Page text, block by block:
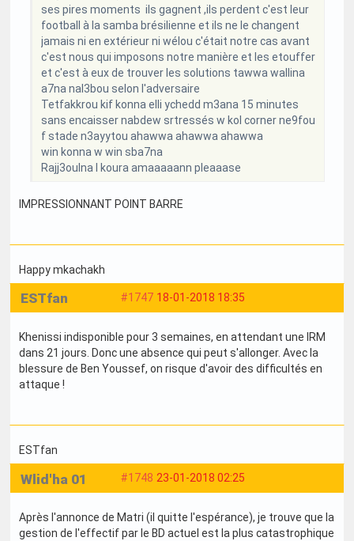
ses pires moments ils gagnent ,ils perdent c'est leur
football à la samba brésilienne et ils ne le changent
jamais ni en extérieur ni wélou c'était notre cas avant
c'est nous qui imposons notre manière et les etouffer
et c'est à eux de trouver les solutions tawwa wallina
a7na nal3bou selon l'adversaire
Tetfakkrou kif konna elli ychedd m3ana 15 minutes
sans encaisser nabdew srtressés w kol corner ne9fou
f stade n3ayytou ahawwa ahawwa ahawwa
win konna w win sba7na
Rajj3oulna l koura amaaaaann pleaaase
IMPRESSIONNANT POINT BARRE
Happy mkachakh
#1747 18-01-2018 18:35
ESTfan
Khenissi indisponible pour 3 semaines, en attendant une IRM
dans 21 jours. Donc une absence qui peut s'allonger. Avec la
blessure de Ben Youssef, on risque d'avoir des difficultés en
attaque !
ESTfan
#1748 23-01-2018 02:25
Wlid'ha 01
Après l'annonce de Matri (il quitte l'espérance), je trouve que la
gestion de l'effectif par le BD actuel est la plus catastrophique